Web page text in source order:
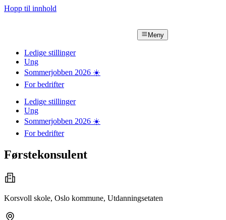
Hopp til innhold
Meny
Ledige stillinger
Ung
Sommerjobben 2026 ☀️
For bedrifter
Ledige stillinger
Ung
Sommerjobben 2026 ☀️
For bedrifter
Førstekonsulent
Korsvoll skole, Oslo kommune, Utdanningsetaten